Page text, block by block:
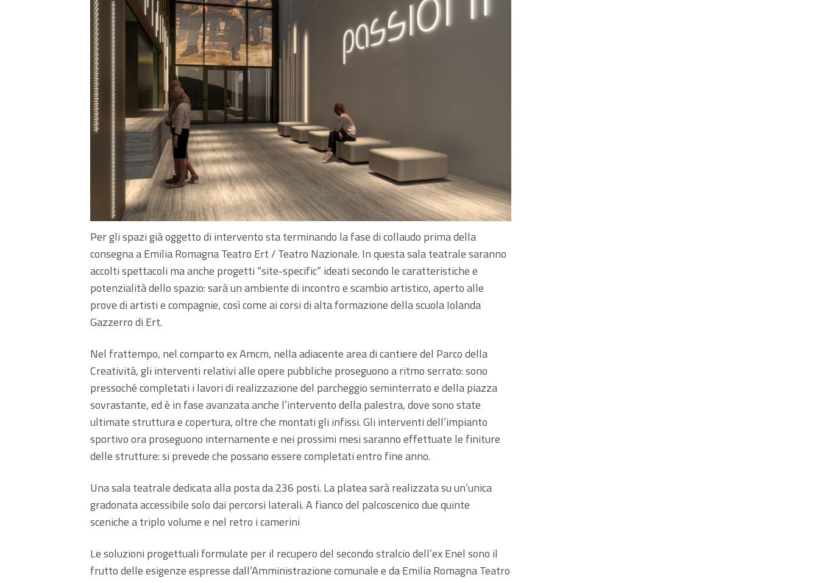
Per gli spazi già oggetto di intervento sta terminando la fase di collaudo prima della
consegna a Emilia Romagna Teatro Ert / Teatro Nazionale. In questa sala teatrale saranno
accolti spettacoli ma anche progetti “site-specific” ideati secondo le caratteristiche e
potenzialità dello spazio: sarà un ambiente di incontro e scambio artistico, aperto alle
prove di artisti e compagnie, così come ai corsi di alta formazione della scuola Iolanda
Gazzerro di Ert.
Nel frattempo, nel comparto ex Amcm, nella adiacente area di cantiere del Parco della
Creatività, gli interventi relativi alle opere pubbliche proseguono a ritmo serrato: sono
pressoché completati i lavori di realizzazione del parcheggio seminterrato e della piazza
sovrastante, ed è in fase avanzata anche l’intervento della palestra, dove sono state
ultimate struttura e copertura, oltre che montati gli infissi. Gli interventi dell’impianto
sportivo ora proseguono internamente e nei prossimi mesi saranno effettuate le finiture
delle strutture: si prevede che possano essere completati entro fine anno.
Una sala teatrale dedicata alla posta da 236 posti. La platea sarà realizzata su un’unica
gradonata accessibile solo dai percorsi laterali. A fianco del palcoscenico due quinte
sceniche a triplo volume e nel retro i camerini
Le soluzioni progettuali formulate per il recupero del secondo stralcio dell’ex Enel sono il
frutto delle esigenze espresse dall’Amministrazione comunale e da Emilia Romagna Teatro